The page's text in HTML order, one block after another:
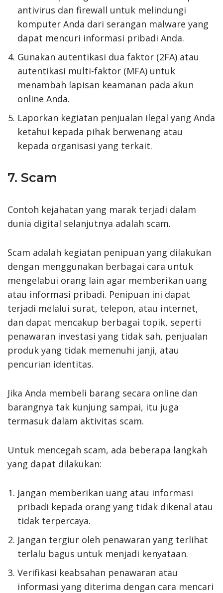
antivirus dan firewall untuk melindungi
komputer Anda dari serangan malware yang
dapat mencuri informasi pribadi Anda.
Gunakan autentikasi dua faktor (2FA) atau
autentikasi multi-faktor (MFA) untuk
menambah lapisan keamanan pada akun
online Anda.
Laporkan kegiatan penjualan ilegal yang Anda
ketahui kepada pihak berwenang atau
kepada organisasi yang terkait.
7. Scam
Contoh kejahatan yang marak terjadi dalam
dunia digital selanjutnya adalah scam.
Scam adalah kegiatan penipuan yang dilakukan
dengan menggunakan berbagai cara untuk
mengelabui orang lain agar memberikan uang
atau informasi pribadi. Penipuan ini dapat
terjadi melalui surat, telepon, atau internet,
dan dapat mencakup berbagai topik, seperti
penawaran investasi yang tidak sah, penjualan
produk yang tidak memenuhi janji, atau
pencurian identitas.
Jika Anda membeli barang secara online dan
barangnya tak kunjung sampai, itu juga
termasuk dalam aktivitas scam.
Untuk mencegah scam, ada beberapa langkah
yang dapat dilakukan:
Jangan memberikan uang atau informasi
pribadi kepada orang yang tidak dikenal atau
tidak terpercaya.
Jangan tergiur oleh penawaran yang terlihat
terlalu bagus untuk menjadi kenyataan.
Verifikasi keabsahan penawaran atau
informasi yang diterima dengan cara mencari